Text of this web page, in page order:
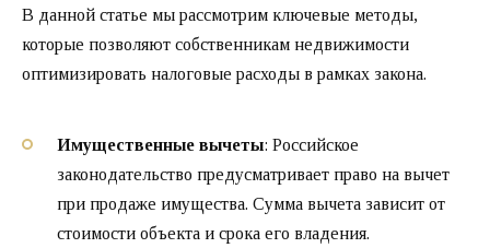
В данной статье мы рассмотрим ключевые методы,
которые позволяют собственникам недвижимости
оптимизировать налоговые расходы в рамках закона.
Имущественные вычеты: Российское
законодательство предусматривает право на вычет
при продаже имущества. Сумма вычета зависит от
стоимости объекта и срока его владения.